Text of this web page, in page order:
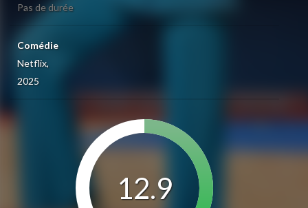
Pas de durée
Comédie
Netflix,
2025
12.9